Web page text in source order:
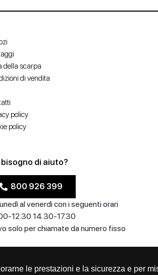
le prestazioni e la sicurezza e per
della scarpa
di vendita
policy
policy
bisogno di aiuto?
800 926 399
al venerdì con i seguenti orari
12.30 14.30-17.30
solo per chiamate da numero fisso